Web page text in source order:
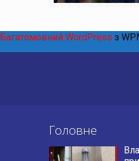
Головне
Багатомовний WordPress з